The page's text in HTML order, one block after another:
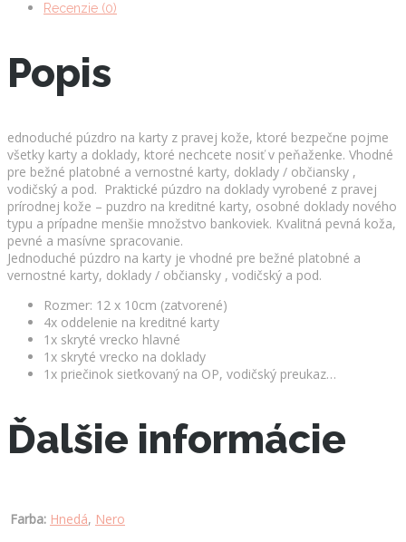
Recenzie (0)
Popis
ednoduché púzdro na karty z pravej kože, ktoré bezpečne pojme
všetky karty a doklady, ktoré nechcete nosiť v peňaženke. Vhodné
pre bežné platobné a vernostné karty, doklady / občiansky ,
vodičský a pod. Praktické púzdro na doklady vyrobené z pravej
prírodnej kože – puzdro na kreditné karty, osobné doklady nového
typu a prípadne menšie množstvo bankoviek. Kvalitná pevná koža,
pevné a masívne spracovanie.
Jednoduché púzdro na karty je vhodné pre bežné platobné a
vernostné karty, doklady / občiansky , vodičský a pod.
Rozmer: 12 x 10cm (zatvorené)
4x oddelenie na kreditné karty
1x skryté vrecko hlavné
1x skryté vrecko na doklady
1x priečinok sieťkovaný na OP, vodičský preukaz…
Ďalšie informácie
Farba: Hnedá, Nero